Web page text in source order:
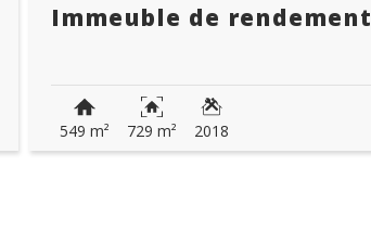
Immeuble de rendement
549 m² 729 m² 2018